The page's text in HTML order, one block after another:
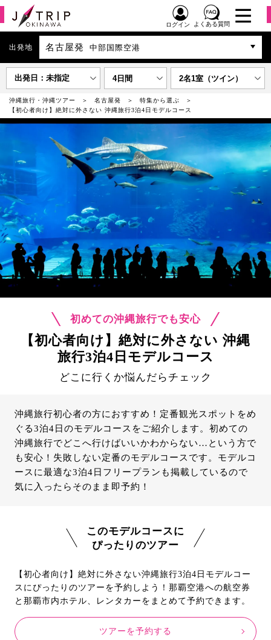
ログイン よくある質問
出発地 名古屋発 中部国際空港
出発日：未指定 4日間 2名1室（ツイン）
沖縄旅行・沖縄ツアー 名古屋発
特集から選ぶ
【初心者向け】絶対に外さない 沖縄旅行3泊4日モデルコース
初めての沖縄旅行でも安心
【初心者向け】絶対に外さない 沖縄
旅行3泊4日モデルコース
どこに行くか悩んだらチェック
沖縄旅行初心者の方におすすめ！定番観光スポットをめ
ぐる3泊4日のモデルコースをご紹介します。初めての
沖縄旅行でどこへ行けばいいかわからない…という方で
も安心！失敗しない定番のモデルコースです。モデルコ
ースに最適な3泊4日フリープランも掲載しているので
気に入ったらそのまま即予約！
このモデルコースに
ぴったりのツアー
【初心者向け】絶対に外さない沖縄旅行3泊4日モデルコー
スにぴったりのツアーを予約しよう！那覇空港への航空券
と那覇市内ホテル、レンタカーをまとめて予約できます。
ツアーを予約する